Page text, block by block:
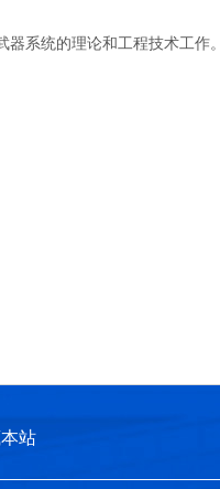
系统的理论和工程技术工作
站